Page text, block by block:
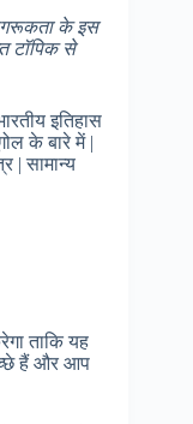
के इस
टॉपिक से
इतिहास
के बारे में |
| सामान्य
ताकि यह
हैं और आप